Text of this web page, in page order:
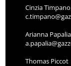
Cinzia Timpano
Arianna Papalia
Thomas Piccot